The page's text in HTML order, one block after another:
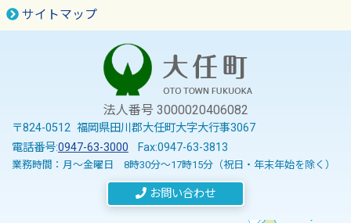
サイトマップ
法人番号 3000020406082
〒824-0512 福岡県田川郡大任町大字大行事3067
電話番号:0947-63-3000 Fax:0947-63-3813
業務時間：月～金曜日 8時30分～17時15分（祝日・年末年始を除く）
お問い合わせ